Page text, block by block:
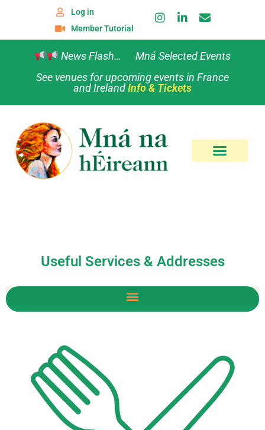
Log in
Member Tutorial
News Flash… Mná Selected Events
See venues for upcoming events in France
and IrelandInfo & Tickets
Useful Services & Addresses